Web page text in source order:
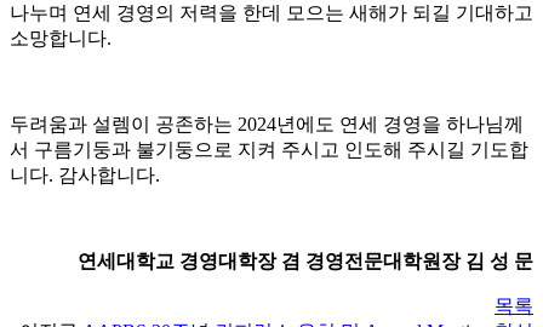
나누며 연세 경영의 저력을 한데 모으는 새해가 되길 기대하고
소망합니다.
두려움과 설렘이 공존하는 2024년에도 연세 경영을 하나님께
서 구름기둥과 불기둥으로 지켜 주시고 인도해 주시길 기도합
니다. 감사합니다.
연세대학교 경영대학장 겸 경영전문대학원장 김 성 문
목록